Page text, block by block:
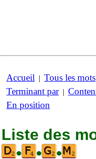
Accueil | Tous les mots
Terminant par|
En position
Liste des
•
• •